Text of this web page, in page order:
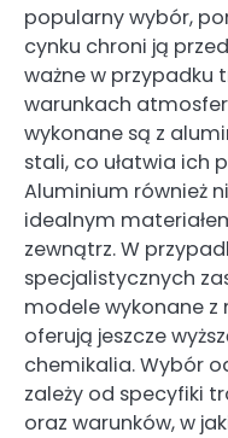
popularny wybór,
cynku chroni ją
ważne w przypadku
warunkach
wykonane są z
stali, co ułatwia ich
Aluminium również
idealnym
zewnątrz. W
specjalistycznych
modele wykonane
oferują jeszcze
chemikalia. Wybór
zależy od specyfiki
oraz warunków, w